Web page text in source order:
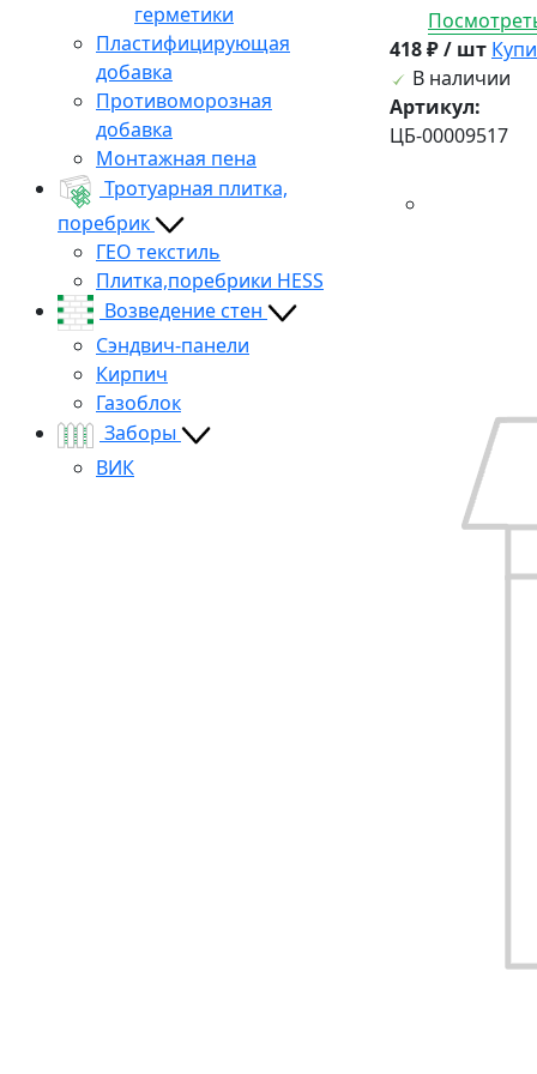
герметики
Пластифицирующая
добавка
Противоморозная
добавка
Монтажная пена
Тротуарная плитка,
поребрик
ГЕО текстиль
Плитка,поребрики HESS
Возведение стен
Сэндвич-панели
Кирпич
Газоблок
Заборы
ВИК
418 ₽ / шт
В наличии
Артикул:
ЦБ-00009517